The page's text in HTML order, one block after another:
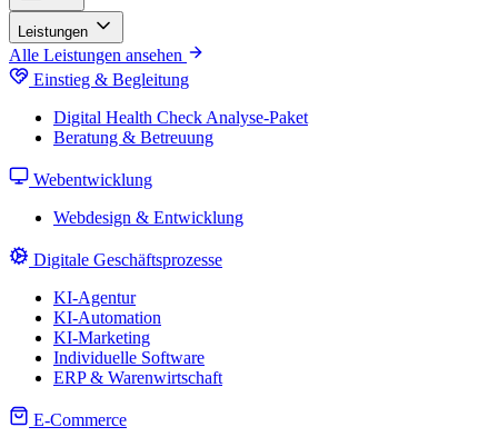
Leistungen
Alle Leistungen ansehen
Einstieg & Begleitung
Digital Health Check Analyse-Paket
Beratung & Betreuung
Webentwicklung
Webdesign & Entwicklung
Digitale Geschäftsprozesse
KI-Agentur
KI-Automation
KI-Marketing
Individuelle Software
ERP & Warenwirtschaft
E-Commerce